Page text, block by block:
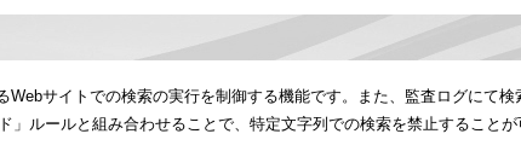
Webサイトでの検索の実行を制御する機能です。また、監査ログにて検
」ルールと組み合わせることで、特定文字列での検索を禁止すること